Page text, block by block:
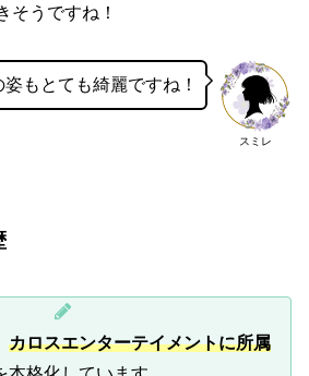
そうですね！
スミレ
姿もとても綺麗ですね！
カロスエンターテイメントに所属